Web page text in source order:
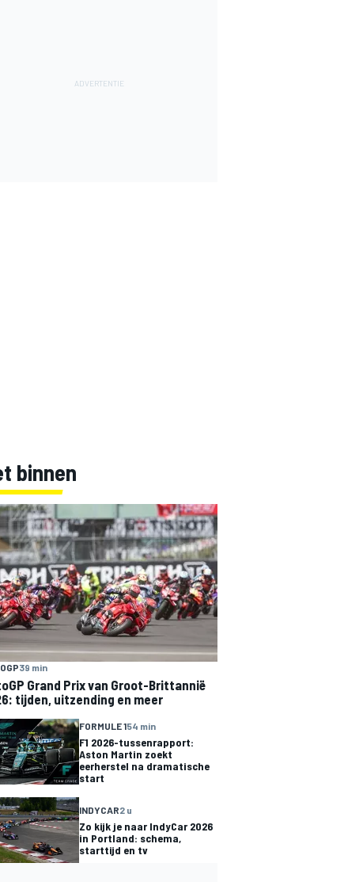
binnen
39 min
Grand Prix van Groot-Brittannië
tijden, uitzending en meer
FORMULE 154 min
F1 2026-tussenrapport:
Aston Martin zoekt
eerherstel na dramatische
start
INDYCAR2 u
Zo kijk je naar IndyCar 2026
in Portland: schema,
starttijd en tv